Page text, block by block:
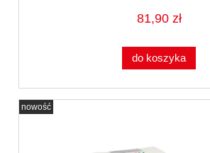
81,90 zł
do koszyka
nowość